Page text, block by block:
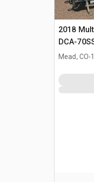
2018
DCA-
Mead, CO.